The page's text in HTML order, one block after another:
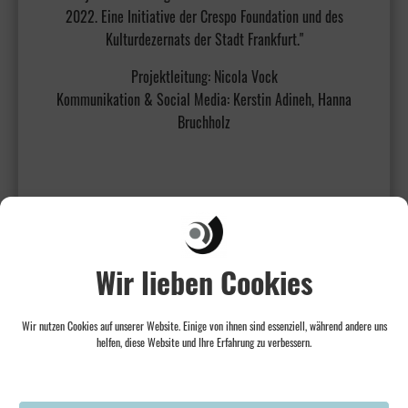
Wir lieben Cookies
Wir nutzen Cookies auf unserer Website. Einige von ihnen sind essenziell, während andere uns
helfen, diese Website und Ihre Erfahrung zu verbessern.
2022. Eine Initiative der Crespo Foundation und des
Kulturdezernats der Stadt Frankfurt."
Projektleitung: Nicola Vock
Kommunikation & Social Media: Kerstin Adineh, Hanna
Bruchholz